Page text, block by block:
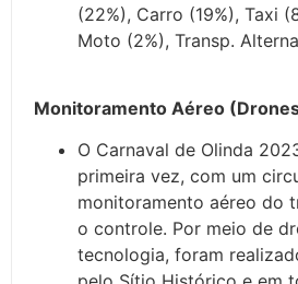
(22%), Carro (19%), Taxi
Moto (2%), Transp.
Monitoramento Aéreo
O Carnaval de Olinda
primeira vez, com um
monitoramento aéreo do
o controle. Por meio de
tecnologia, foram